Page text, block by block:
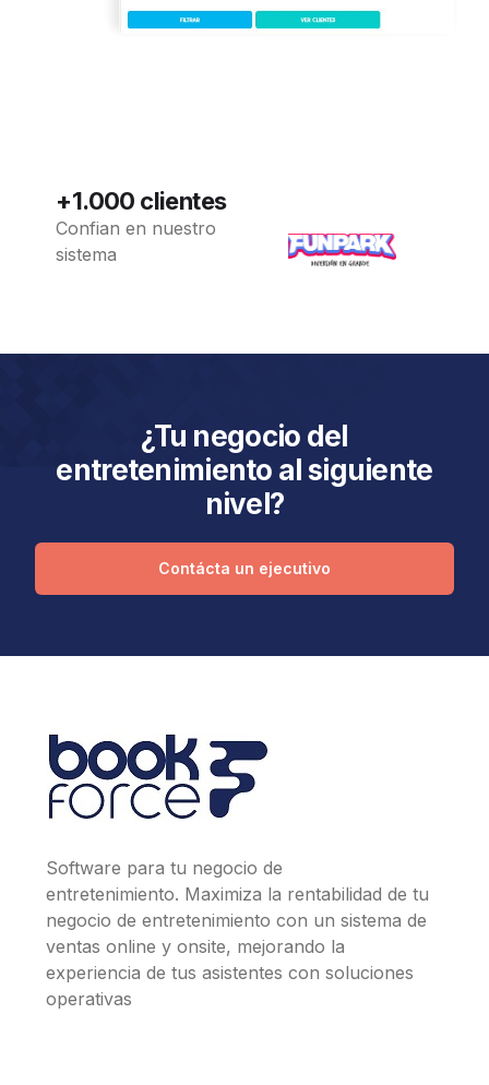
+1.000 clientes
Confian en nuestro
sistema
¿Tu negocio del
entretenimiento al siguiente
nivel?
Contácta un ejecutivo
Software para tu negocio de
entretenimiento. Maximiza la rentabilidad de tu
negocio de entretenimiento con un sistema de
ventas online y onsite, mejorando la
experiencia de tus asistentes con soluciones
operativas